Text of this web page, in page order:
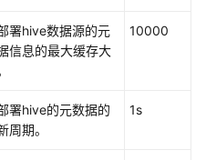
署hive数据源的元
信息的最大缓存大
10000
署hive的元数据的
周期。
1s